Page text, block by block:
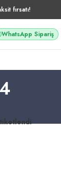
fırsatı!
WhatsApp Sipariş